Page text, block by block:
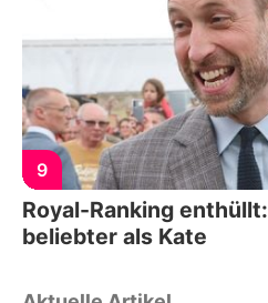
9
Royal-Ranking
beliebter als Kate